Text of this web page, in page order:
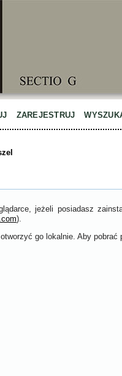
ZAREJESTRUJ
jeżeli posiadasz
).
go lokalnie. Aby